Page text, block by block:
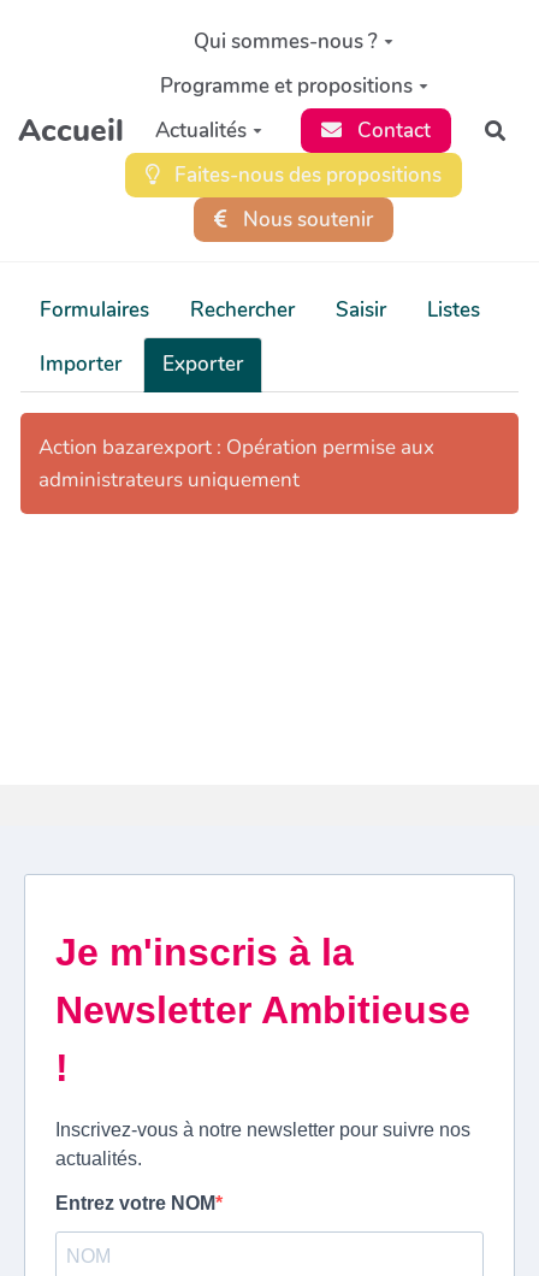
Aller au contenu principal
Accueil
Qui sommes-nous ?
Programme et propositions
Actualités
Contact
Faites-nous des propositions
Nous soutenir
Formulaires Rechercher Saisir
Listes
Importer
Exporter
Action bazarexport : Opération permise aux
administrateurs uniquement